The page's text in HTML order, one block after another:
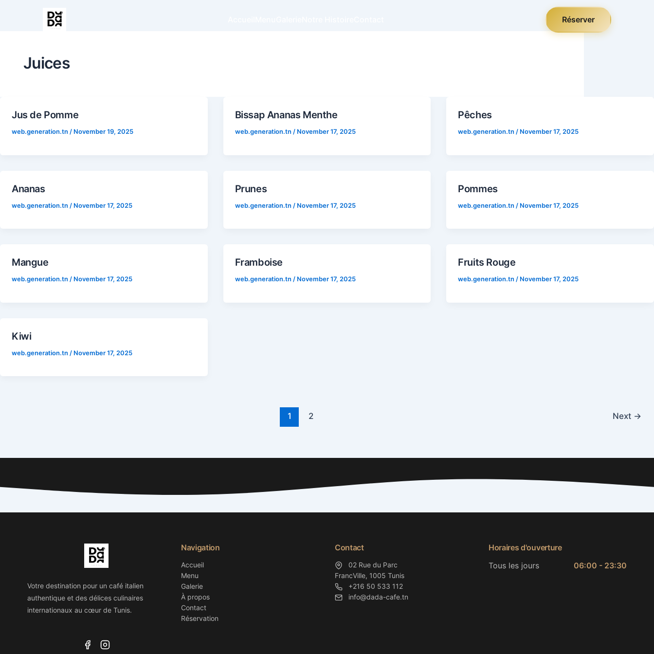
Réserver
Juices
Jus de Pomme
web.generation.tn / November 19, 2025
Bissap Ananas Menthe
web.generation.tn / November 17, 2025
Pêches
web.generation.tn / November 17, 2025
Ananas
web.generation.tn / November 17, 2025
Prunes
web.generation.tn / November 17, 2025
Pommes
web.generation.tn / November 17, 2025
Mangue
web.generation.tn / November 17, 2025
Framboise
web.generation.tn / November 17, 2025
Fruits Rouge
web.generation.tn / November 17, 2025
Kiwi
web.generation.tn / November 17, 2025
1 2 Next →
Votre destination pour un café italien
authentique et des délices culinaires
internationaux au cœur de Tunis.
Navigation
Accueil
Menu
Galerie
À propos
Contact
Réservation
Contact
02 Rue du Parc
FrancVille, 1005 Tunis
+216 50 533 112
info@dada-cafe.tn
Horaires d'ouverture
Tous les jours
06:00 - 23:30